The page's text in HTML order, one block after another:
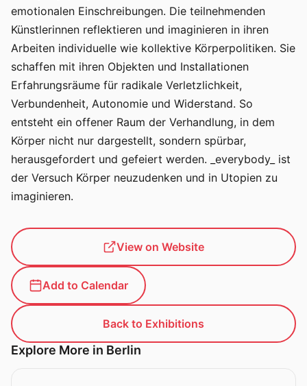
emotionalen Einschreibungen. Die teilnehmenden
Künstlerinnen reflektieren und imaginieren in ihren
Arbeiten individuelle wie kollektive Körperpolitiken. Sie
schaffen mit ihren Objekten und Installationen
Erfahrungsräume für radikale Verletzlichkeit,
Verbundenheit, Autonomie und Widerstand. So
entsteht ein offener Raum der Verhandlung, in dem
Körper nicht nur dargestellt, sondern spürbar,
herausgefordert und gefeiert werden. _everybody_ ist
der Versuch Körper neuzudenken und in Utopien zu
imaginieren.
View on Website
Add to Calendar
Back to Exhibitions
Explore More in Berlin